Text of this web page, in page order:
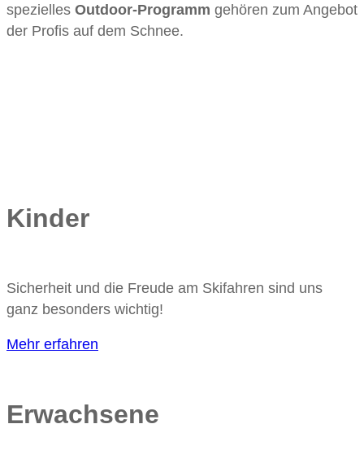
spezielles Outdoor-Programm gehören zum Angebot
der Profis auf dem Schnee.
Kinder
Sicherheit und die Freude am Skifahren sind uns
ganz besonders wichtig!
Mehr erfahren
Erwachsene